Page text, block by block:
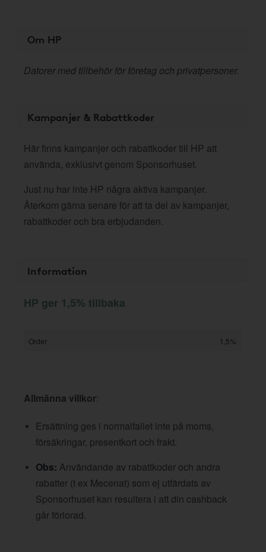
Om HP
Datorer med tillbehör för företag och privatpersoner.
Kampanjer & Rabattkoder
Här finns kampanjer och rabattkoder till HP att
använda, exklusivt genom Sponsorhuset.
Just nu har inte HP några aktiva kampanjer.
Återkom gärna senare för att ta del av kampanjer,
rabattkoder och bra erbjudanden.
Information
HP ger 1,5% tillbaka
Order 1,5%
Allmänna villkor:
Ersättning ges i normalfallet inte på moms,
försäkringar, presentkort och frakt.
Obs: Användande av rabattkoder och andra
rabatter (t ex Mecenat) som ej utfärdats av
Sponsorhuset kan resultera i att din cashback
går förlorad.